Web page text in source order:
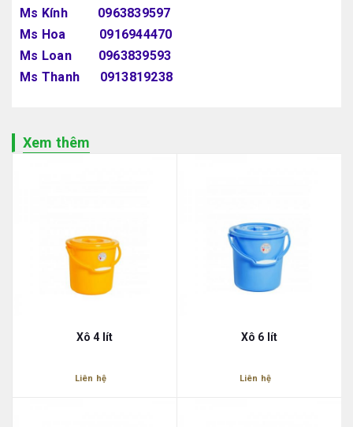
Ms Kính 0963839597
Ms Hoa 0916944470
Ms Loan 0963839593
Ms Thanh 0913819238
Xem thêm
Xô 4 lít
Liên hệ
Xô 6 lít
Liên hệ